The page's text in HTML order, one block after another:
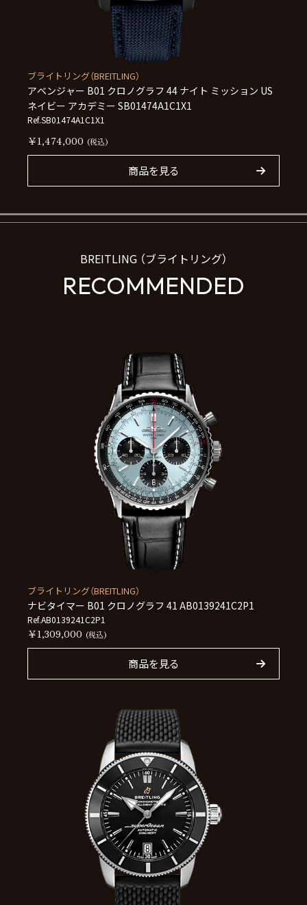
ブライトリング（BREITLING）
アベンジャー B01 クロノグラフ 44 ナイト ミッション US
ネイビー アカデミー SB01474A1C1X1
Ref.SB01474A1C1X1
￥1,474,000 (税込)
商品を見る
BREITLING （ブライトリング）
RECOMMENDED
ブライトリング（BREITLING）
ナビタイマー B01 クロノグラフ 41 AB0139241C2P1
Ref.AB0139241C2P1
￥1,309,000 (税込)
商品を見る